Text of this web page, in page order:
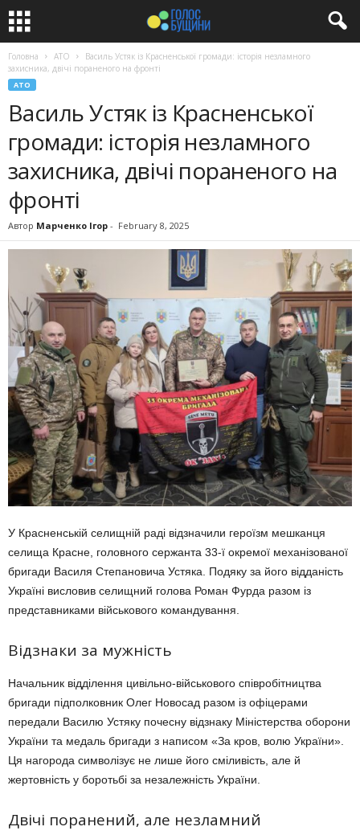
Головна АТО
Василь Устяк із Красненської громади: історія незламного
захисника, двічі пораненого на фронті
АТО
Василь Устяк із Красненської
громади: історія незламного
захисника, двічі пораненого на
фронті
Автор Марченко Ігор - February 8, 2025
У Красненській селищній раді відзначили героїзм мешканця
селища Красне, головного сержанта 33-ї окремої механізованої
бригади Василя Степановича Устяка. Подяку за його відданість
Україні висловив селищний голова Роман Фурда разом із
представниками військового командування.
Відзнаки за мужність
Начальник відділення цивільно-військового співробітництва
бригади підполковник Олег Новосад разом із офіцерами
передали Василю Устяку почесну відзнаку Міністерства оборони
України та медаль бригади з написом «За кров, волю України».
Ця нагорода символізує не лише його сміливість, але й
жертовність у боротьбі за незалежність України.
Двічі поранений, але незламний